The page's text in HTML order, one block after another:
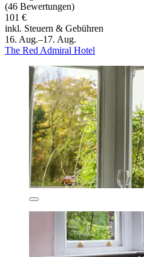
(46 Bewertungen)
101 €
inkl. Steuern & Gebühren
16. Aug.–17. Aug.
The Red Admiral Hotel